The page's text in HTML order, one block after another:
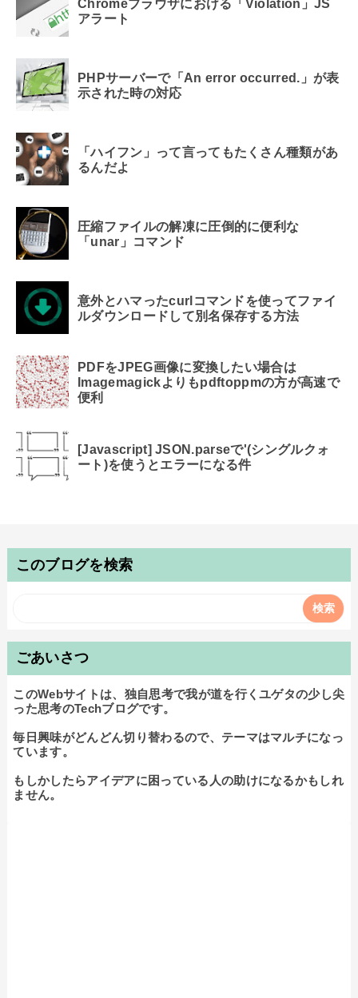
Chromeブラウザにおける「Violation」JS
アラート
PHPサーバーで「An error occurred.」が表
示された時の対応
「ハイフン」って言ってもたくさん種類があ
るんだよ
圧縮ファイルの解凍に圧倒的に便利な
「unar」コマンド
意外とハマったcurlコマンドを使ってファイ
ルダウンロードして別名保存する方法
PDFをJPEG画像に変換したい場合は
Imagemagickよりもpdftoppmの方が高速で
便利
[Javascript] JSON.parseで'(シングルクォ
ート)を使うとエラーになる件
このブログを検索
ごあいさつ
このWebサイトは、独自思考で我が道を行くユゲタの少し尖
った思考のTechブログです。
毎日興味がどんどん切り替わるので、テーマはマルチになっ
ています。
もしかしたらアイデアに困っている人の助けになるかもしれ
ません。